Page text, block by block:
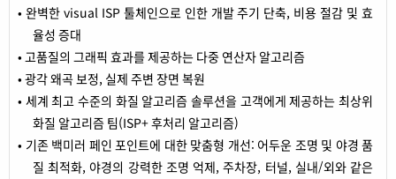
• 완벽한 visual ISP 툴체인으로 인한 개발 주기 단축, 비용 절감 및 효
율성 증대
• 고품질의 그래픽 효과를 제공하는 다중 연산자 알고리즘
• 광각 왜곡 보정, 실제 주변 장면 복원
• 세계 최고 수준의 화질 알고리즘 솔루션을 고객에게 제공하는 최상위
화질 알고리즘 팀(ISP+ 후처리 알고리즘)
• 기존 백미러 페인 포인트에 대한 맞춤형 개선: 어두운 조명 및 야경 품
질 최적화, 야경의 강력한 조명 억제, 주차장, 터널, 실내/외와 같은